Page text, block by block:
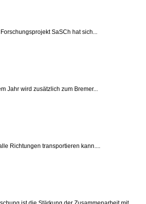
SaSCh hat sich...
Jahr wird zusätzlich zum Bremer...
Richtungen transportieren kann....